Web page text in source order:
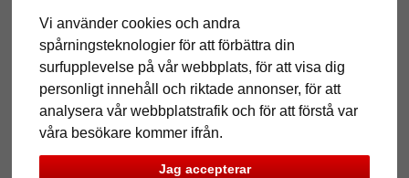
Vi använder cookies och andra
spårningsteknologier för att förbättra din
surfupplevelse på vår webbplats, för att visa dig
personligt innehåll och riktade annonser, för att
analysera vår webbplatstrafik och för att förstå var
våra besökare kommer ifrån.
Jag accepterar
Tillbaka